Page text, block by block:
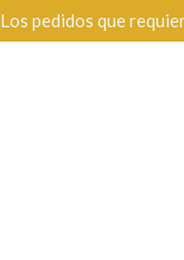
Los pedidos que